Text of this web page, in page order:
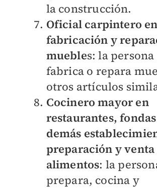
la construcción.
Oficial carpintero en
fabricación y
muebles: la persona
fabrica o repara
otros artículos
Cocinero mayor en
restaurantes,
demás
preparación y venta
alimentos: la
prepara, cocina y